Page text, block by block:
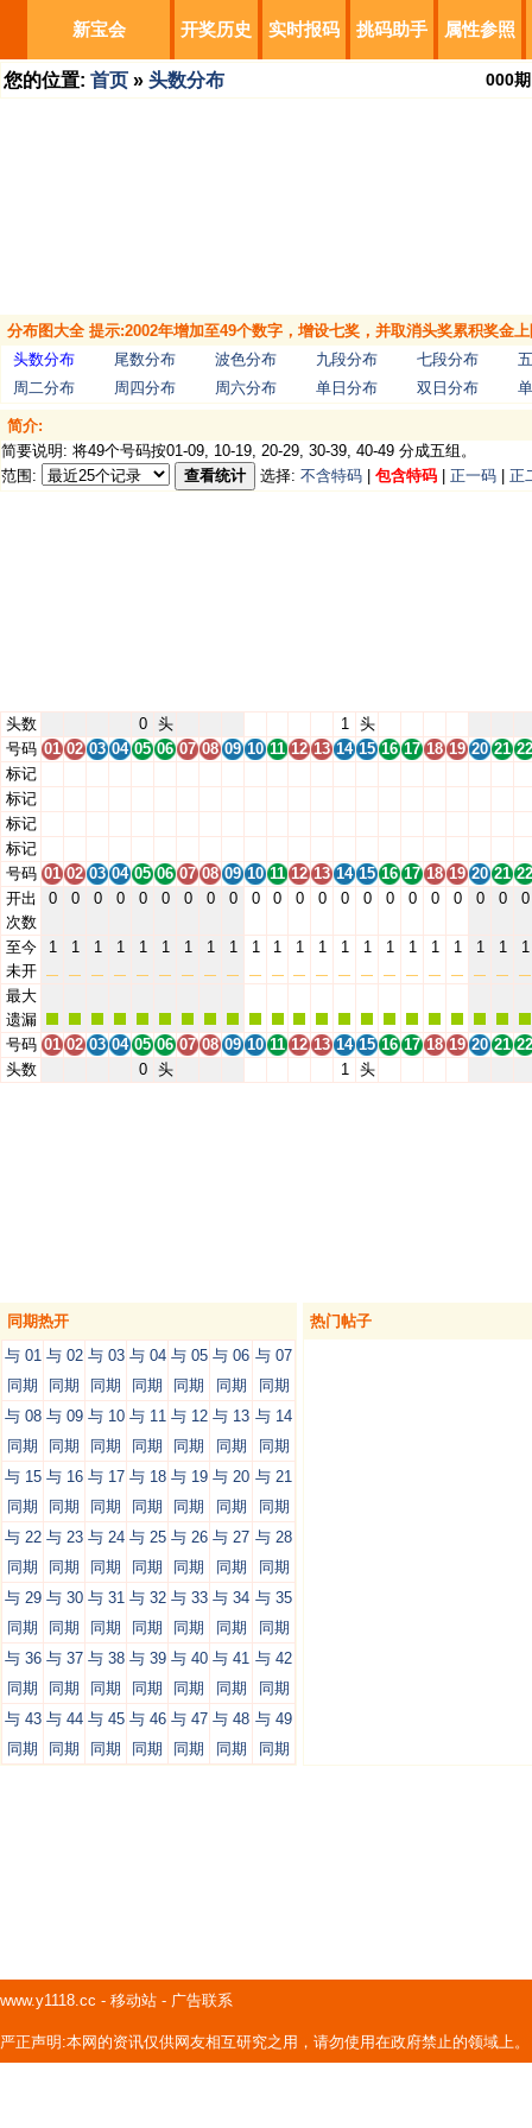
新宝会 开奖历史 实时报码 挑码助手 属性参照
您的位置: 首页 » 头数分布 000期
分布图大全 提示:2002年增加至49个数字，增设七奖，并取消头奖累积奖金
头数分布
尾数分布 波色分布 九段分布 七段分布
周二分布
周四分布 周六分布 单日分布 双日分布
简介:
简要说明: 将49个号码按01-09, 10-19, 20-29, 30-39, 40-49 分成五组。
范围:
查看统计 选择: 不含特码 包含特码 正一码 正
头数 0 头 1
头
号码 01 02 03 04 05 06 07 08 09 10 11 12 13 14 15 16 17 18 19 20 21 22
标记
标记
标记
标记
号码 01 02 03 04 05 06 07 08 09 10 11 12 13 14 15 16 17 18 19 20 21 22
开出
次数
0 0 0 0 0 0 0 0 0 0 0 0 0 0 0 0 0 0 0 0 0 0
至今
未开
1 1 1 1 1 1 1 1 1 1 1 1 1 1 1 1 1 1 1 1 1 1
最大
遗漏
号码 01 02 03 04 05 06 07 08 09 10 11 12 13 14 15 16 17 18 19 20 21 22
头数
0 头 1 头
同期热开
与 01
同期
与 02
同期
与 03
同期
与 04
同期
与 05
同期
与 06
同期
与 07
同期
与 08
同期
与 09
同期
与 10
同期
与 11
同期
与 12
同期
与 13
同期
与 14
同期
与 15
同期
与 16
同期
与 17
同期
与 18
同期
与 19
同期
与 20
同期
与 21
同期
与 22
同期
与 23
同期
与 24
同期
与 25
同期
与 26
同期
与 27
同期
与 28
同期
与 29
同期
与 30
同期
与 31
同期
与 32
同期
与 33
同期
与 34
同期
与 35
同期
与 36
同期
与 37
同期
与 38
同期
与 39
同期
与 40
同期
与 41
同期
与 42
同期
与 43
同期
与 44
同期
与 45
同期
与 46
同期
与 47
同期
与 48
同期
与 49
同期
热门帖子
www.y1118.cc - 移动站 - 广告联系
严正声明:本网的资讯仅供网友相互研究之用，请勿使用在政府禁止的领域上。